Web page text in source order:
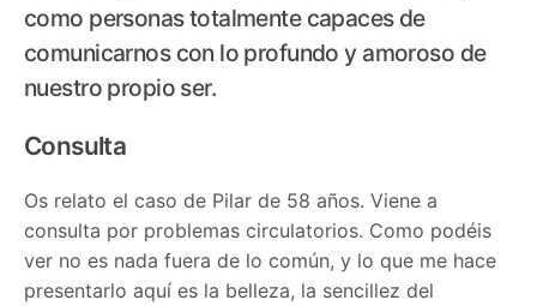
como personas totalmente capaces de
comunicarnos con lo profundo y amoroso de
nuestro propio ser.
Consulta
Os relato el caso de Pilar de 58 años. Viene a
consulta por problemas circulatorios. Como podéis
ver no es nada fuera de lo común, y lo que me hace
presentarlo aquí es la belleza, la sencillez del